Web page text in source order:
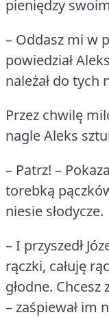
pieniędzy
– Oddasz mi w
powiedział
należał do tych
Przez chwilę
nagle Aleks
– Patrz! –
torebką
niesie słodycze.
– I przyszedł
rączki, całuję
głodne. Chcesz
– zaśpiewał im